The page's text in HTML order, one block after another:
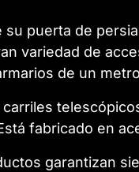
puerta de
variedad de
de un
fabricado en
garantizan